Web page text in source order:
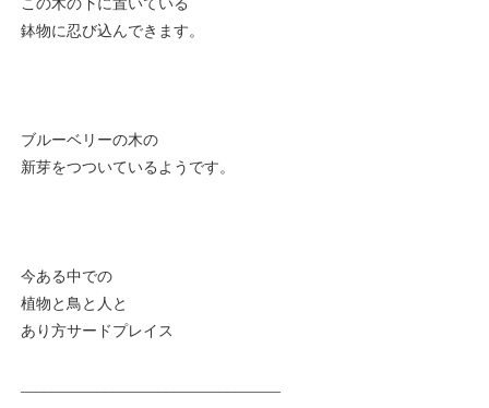
鉢物に忍び込んできます。
ブルーベリーの木の
新芽をつついているようです。
今ある中での
植物と鳥と人と
あり方サードプレイス